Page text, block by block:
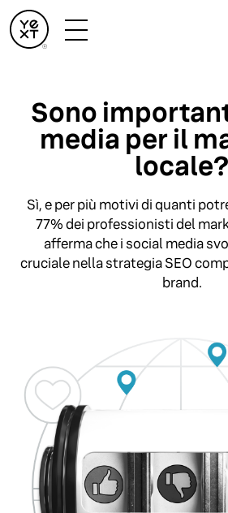
Sono
media per il
locale?
Sì, e per più motivi di quanti
77% dei professionisti del
afferma che i social media
cruciale nella strategia SEO
brand.